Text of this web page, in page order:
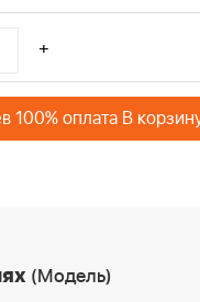
+
100% оплата В
(Модель)